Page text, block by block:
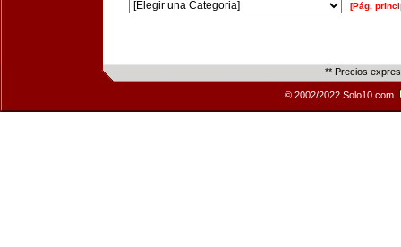
[Pág.
** Precios
© 2002/2022 Solo10.com